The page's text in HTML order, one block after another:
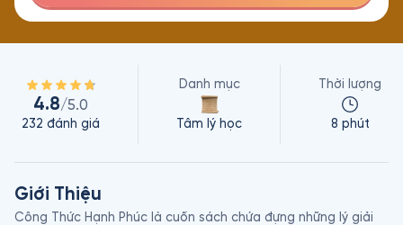
4.8/5.0
232 đánh giá
Danh mục
Tâm lý học
Thời lượng
8 phút
Giới Thiệu
Công Thức Hạnh Phúc là cuốn sách chứa đựng những lý giải